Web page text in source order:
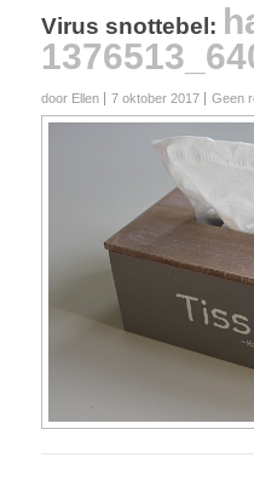
Virus snottebel :
door Ellen 7 oktober 2017 Geen